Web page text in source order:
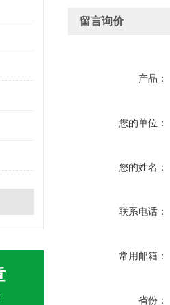
留言询价
产品：
您的单位：
您的姓名：
联系电话：
常用邮箱：
省份：